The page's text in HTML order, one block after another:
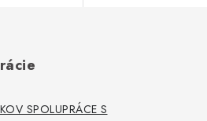
SPOLUPRÁCE S